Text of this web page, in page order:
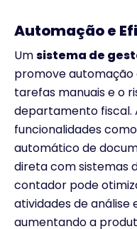
Automação e
Umsistema de
promove automação
tarefas manuais e o
departamento fiscal.
funcionalidades
automático de
direta com sistemas
contador pode
atividades de análise
aumentando a